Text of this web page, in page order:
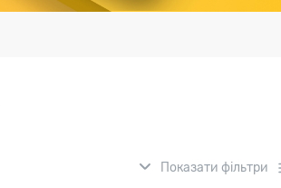
Показати фільтри